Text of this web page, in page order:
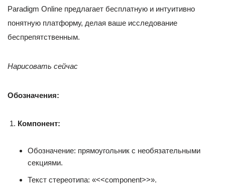
Paradigm Online предлагает бесплатную и интуитивно
понятную платформу, делая ваше исследование
беспрепятственным.
Нарисовать сейчас
Обозначения:
Компонент:
Обозначение: прямоугольник с необязательными
секциями.
Текст стереотипа: «<<component>>».